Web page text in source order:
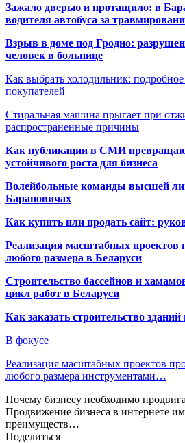
Зажало дверью и протащило: в
водителя автобуса за
Взрыв в доме под Гродно:
человек в больнице
Как выбрать холодильник: подробное
покупателей
Стиральная машина прыгает при
распространенные причины
Как публикации в СМИ
устойчивого роста для бизнеса
Волейбольные команды высшей
Барановичах
Как купить или продать сайт:
Реализация масштабных проектов
любого размера в Беларуси
Строительство бассейнов и
цикл работ в Беларуси
Как заказать строительство
В фокусе
Реализация масштабных проектов
любого размера инструментами…
Почему бизнесу необходимо
Продвижение бизнеса в интернете
преимуществ…
Поделиться